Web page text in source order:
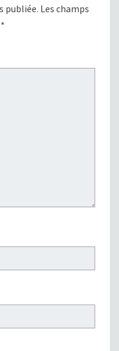
publiée. Les champs
*